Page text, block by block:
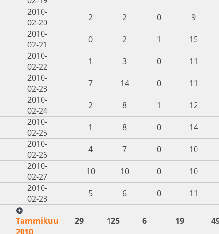
2010-
02-20
2 2 0
9
2010-
02-21
0 2 1
15
2010-
02-22
1 3 0
11
2010-
02-23
7 14 0
11
2010-
02-24
2 8 1
12
2010-
02-25
1 8 0
14
2010-
02-26
4 7 0
10
2010-
02-27
10 10 0
10
2010-
02-28
5 6 0 11
Tammikuu
2010
29 125 6 19